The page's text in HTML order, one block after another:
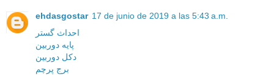
ehdasgostar 17 de junio de 2019 a las 5:43 a.m.
احداث گستر
پایه دوربین
دکل دوربین
برج پرچم